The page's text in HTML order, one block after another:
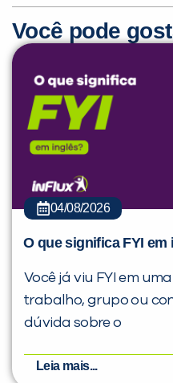
Você pode
04/08/2026
O que significa FYI em
Você já viu FYI em
trabalho, grupo ou
dúvida sobre o
Leia mais...